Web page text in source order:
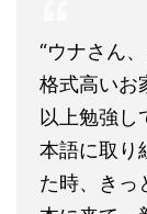
“ウナさん
格式高いお
以上勉強し
本語に取り
た時、きっ